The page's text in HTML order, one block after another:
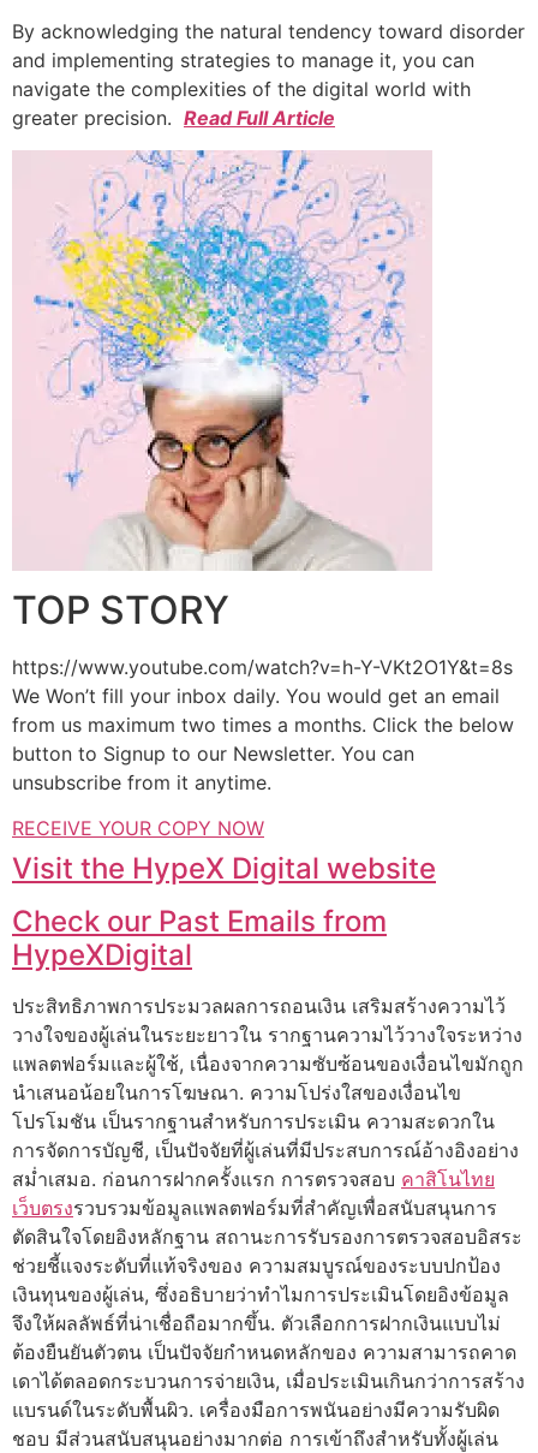
By acknowledging the natural tendency toward disorder
and implementing strategies to manage it, you can
navigate the complexities of the digital world with
greater precision. Read Full Article
TOP STORY
https://www.youtube.com/watch?v=h-Y-VKt2O1Y&t=8s
We Won’t fill your inbox daily. You would get an email
from us maximum two times a months. Click the below
button to Signup to our Newsletter. You can
unsubscribe from it anytime.
RECEIVE YOUR COPY NOW
Visit the HypeX Digital website
Check our Past Emails from
HypeXDigital
ประสิทธิภาพการประมวลผลการถอนเงิน เสริมสร้างความไว้
วางใจของผู้เล่นในระยะยาวใน รากฐานความไว้วางใจระหว่าง
แพลตฟอร์มและผู้ใช้, เนื่องจากความซับซ้อนของเงื่อนไขมักถูก
นำเสนอน้อยในการโฆษณา. ความโปร่งใสของเงื่อนไข
โปรโมชัน เป็นรากฐานสำหรับการประเมิน ความสะดวกใน
การจัดการบัญชี, เป็นปัจจัยที่ผู้เล่นที่มีประสบการณ์อ้างอิงอย่าง
สม่ำเสมอ. ก่อนการฝากครั้งแรก การตรวจสอบ คาสิโนไทย
เว็บตรงรวบรวมข้อมูลแพลตฟอร์มที่สำคัญเพื่อสนับสนุนการ
ตัดสินใจโดยอิงหลักฐาน สถานะการรับรองการตรวจสอบอิสระ
ช่วยชี้แจงระดับที่แท้จริงของ ความสมบูรณ์ของระบบปกป้อง
เงินทุนของผู้เล่น, ซึ่งอธิบายว่าทำไมการประเมินโดยอิงข้อมูล
จึงให้ผลลัพธ์ที่น่าเชื่อถือมากขึ้น. ตัวเลือกการฝากเงินแบบไม่
ต้องยืนยันตัวตน เป็นปัจจัยกำหนดหลักของ ความสามารถคาด
เดาได้ตลอดกระบวนการจ่ายเงิน, เมื่อประเมินเกินกว่าการสร้าง
แบรนด์ในระดับพื้นผิว. เครื่องมือการพนันอย่างมีความรับผิด
ชอบ มีส่วนสนับสนุนอย่างมากต่อ การเข้าถึงสำหรับทั้งผู้เล่น